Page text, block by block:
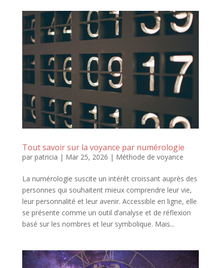
Tout savoir sur la voyance par numérologie
par patricia | Mar 25, 2026 | Méthode de voyance
La numérologie suscite un intérêt croissant auprès des
personnes qui souhaitent mieux comprendre leur vie,
leur personnalité et leur avenir. Accessible en ligne, elle
se présente comme un outil d’analyse et de réflexion
basé sur les nombres et leur symbolique. Mais...